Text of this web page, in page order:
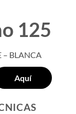
125
– BLANCA
Aquí